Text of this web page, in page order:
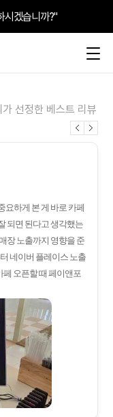
시겠습니까?"
스 플러스
선정한 베스트 리뷰
요하게 본 게 바로 카페
되면 된다고 생각했는
장 노출까지 영향을 준
네이버 플레이스 노출
페 오픈할 때 페이앤포